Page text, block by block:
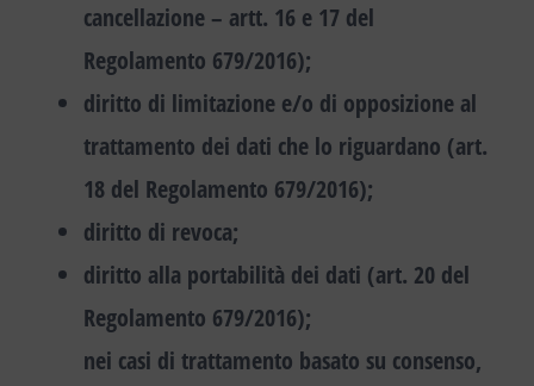
cancellazione – artt. 16 e 17 del
Regolamento 679/2016);
diritto di limitazione e/o di opposizione al
trattamento dei dati che lo riguardano (art.
18 del Regolamento 679/2016);
diritto di revoca;
diritto alla portabilità dei dati (art. 20 del
Regolamento 679/2016);
nei casi di trattamento basato su consenso,